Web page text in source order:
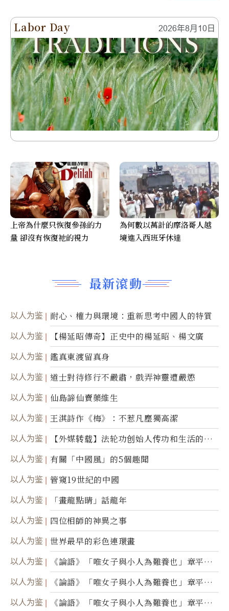
Labor Day 2026年8月10日
最新滾動
以人为鉴 耐心、權力與環境：重新思考中國人的特質
以人为鉴 【楊延昭傳奇】正史中的楊延昭、楊文廣
以人为鉴 鑑真東渡留真身
以人为鉴 道士對待修行不嚴肅，戲弄神靈遭嚴懲
以人为鉴 仙島諦仙賣藥維生
以人为鉴 王淇詩作《梅》：不惹凡塵獨高潔
以人为鉴
【外媒转载】法轮功创始人传功和生活的故
事
以人为鉴 有關「中國風」的5個趣聞
以人为鉴 管窺19世紀的中國
以人为鉴 「畫龍點睛」話龍年
以人为鉴 四位相師的神異之事
以人为鉴 世界最早的彩色連環畫
以人为鉴
《論語》「唯女子與小人為難養也」章平議
（三）
以人为鉴
《論語》「唯女子與小人為難養也」章平議
（二）
以人为鉴 《論語》「唯女子與小人為難養也」章平議
上帝為什麼只恢復參孫的力
量 卻沒有恢復祂的視力
為何數以萬計的摩洛哥人越
境進入西班牙休達